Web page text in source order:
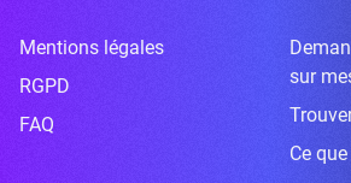
Mentions légales
RGPD
FAQ
sur
Ce